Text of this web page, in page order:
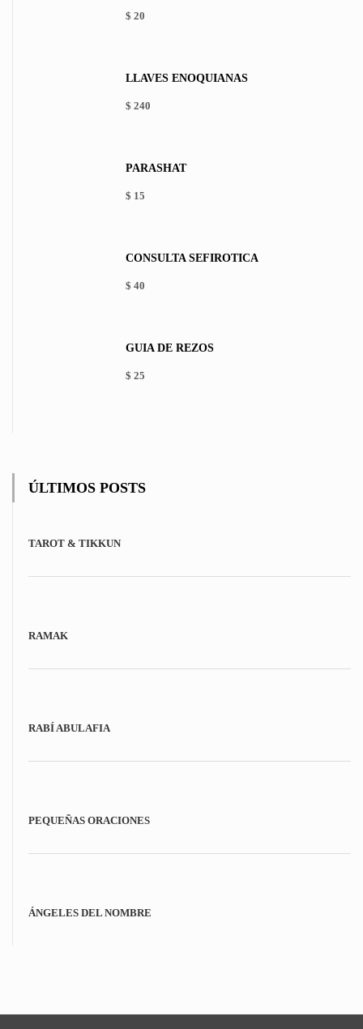
$ 20
LLAVES ENOQUIANAS
$ 240
PARASHAT
$ 15
multiple
The
on
CONSULTA SEFIRÓTICA
$ 40
GUÍA DE REZOS
$ 25
ÚLTIMOS POSTS
TAROT & TIKKUN
RAMAK
RABÍ ABULAFIA
PEQUEÑAS ORACIONES
ÁNGELES DEL NOMBRE